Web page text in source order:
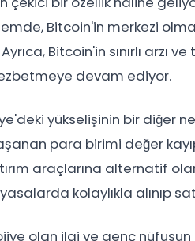
Bitcoin'in merkezi
Bitcoin'in sınırlı
devam ediyor.
yükselişinin bir diğer
para birimi değer
araçlarına alternatif
kolaylıkla alınıp
olan ilgi ve genç